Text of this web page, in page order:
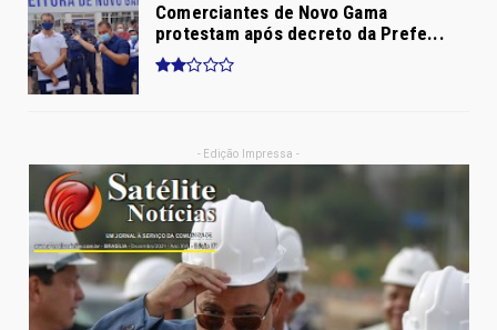
Comerciantes de Novo Gama
protestam após decreto da Prefe...
- Edição Impressa -